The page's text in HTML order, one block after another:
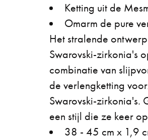
Ketting uit de
Omarm de pure
Het stralende
Swarovski-zirkonia's
combinatie van
de verlengketting
Swarovski-zirkonia's.
een stijl die ze keer
38 - 45 cm x 1,9